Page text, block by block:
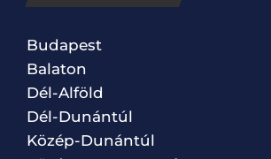
Budapest
Balaton
Dél-Alföld
Dél-Dunántúl
Közép-Dunántúl